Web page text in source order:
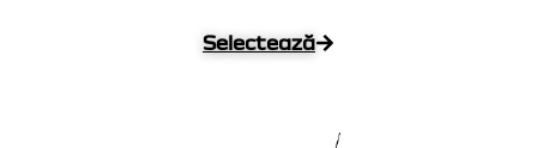
Selectează